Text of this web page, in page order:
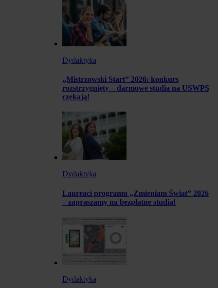
Dydaktyka
„Mistrzowski Start” 2026: konkurs
rozstrzygnięty – darmowe studia na USWPS
czekają!
Dydaktyka
Laureaci programu „Zmieniam Świat” 2026
– zapraszamy na bezpłatne studia!
Dydaktyka